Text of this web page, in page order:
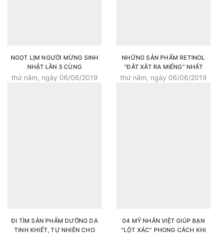
NGỌT LỊM NGƯỜI MỪNG SINH
NHẬT LẦN 5 CÙNG
COLOURPOP'S WATERMELON
thứ năm, ngày 06/06/2019
NHỮNG SẢN PHẨM RETINOL
“ĐẮT XẮT RA MIẾNG” NHẤT
ĐỊNH PHẢI THỬ MỘT LẦN
thứ năm, ngày 06/06/2019
ĐI TÌM SẢN PHẨM DƯỠNG DA
TINH KHIẾT, TỰ NHIÊN CHO
04 MỸ NHÂN VIỆT GIÚP BẠN
"LỘT XÁC" PHONG CÁCH KHI